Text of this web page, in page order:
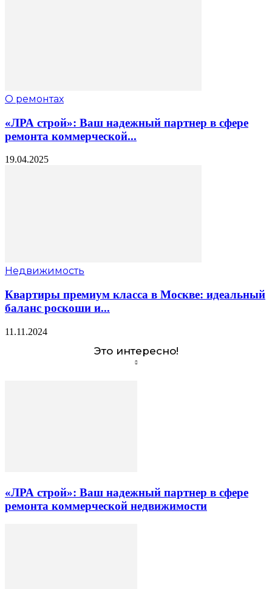
О ремонтах
«ЛРА строй»: Ваш надежный партнер в сфере
ремонта коммерческой...
19.04.2025
Недвижимость
Квартиры премиум класса в Москве: идеальный
баланс роскоши и...
11.11.2024
Это интересно!
«ЛРА строй»: Ваш надежный партнер в сфере
ремонта коммерческой недвижимости